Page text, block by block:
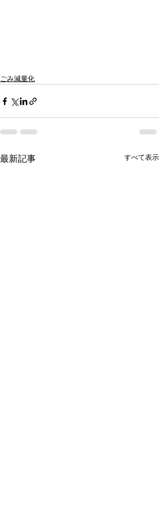
ごみ減量化
最新記事 すべて表示